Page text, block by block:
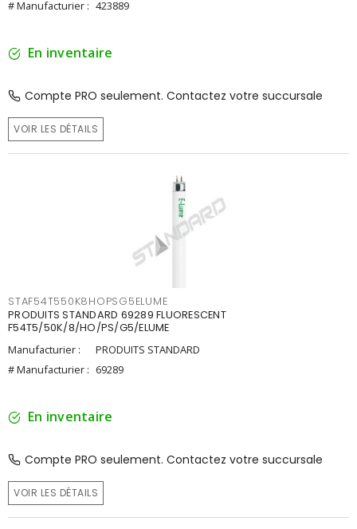
# Manufacturier : 423889
En inventaire
Compte PRO seulement. Contactez votre succursale
VOIR LES DÉTAILS
STAF54T550K8HOPSG5ELUME
PRODUITS STANDARD 69289 FLUORESCENT
F54T5/50K/8/HO/PS/G5/ELUME
Manufacturier :
PRODUITS STANDARD
# Manufacturier : 69289
En inventaire
Compte PRO seulement. Contactez votre succursale
VOIR LES DÉTAILS